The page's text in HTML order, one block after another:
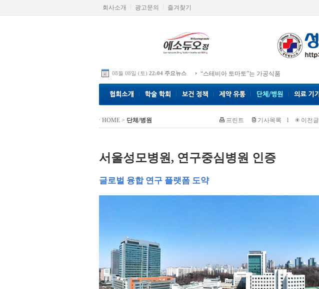
회사소개 광고문의 즐겨찾기
08월 08일 (토) 22:04 주요뉴스 “스테비아 토마토”는 가공식품
HOME> 단체/병원 프린트 기사목록 l 이전글
서울성모병원, 연구중심병원 인증
글로벌 융합 연구 플랫폼 도약